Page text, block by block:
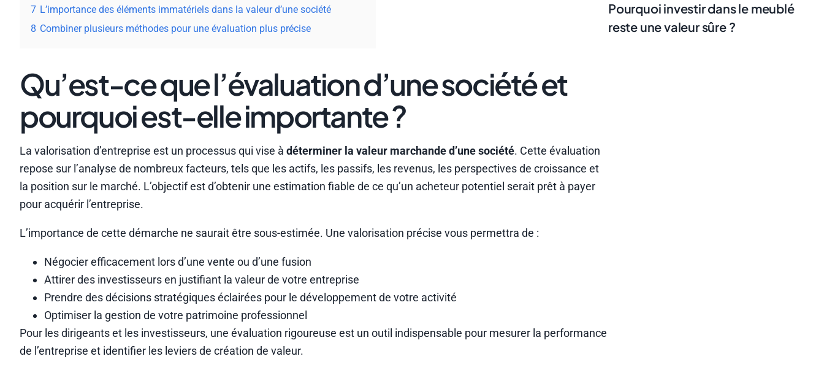
7 L’importance des éléments immatériels dans la valeur d’une société
8 Combiner plusieurs méthodes pour une évaluation plus précise
Qu’est-ce que l’évaluation d’une société et
pourquoi est-elle importante ?
La valorisation d’entreprise est un processus qui vise à déterminer la valeur marchande d’une société. Cette évaluation
repose sur l’analyse de nombreux facteurs, tels que les actifs, les passifs, les revenus, les perspectives de croissance et
la position sur le marché. L’objectif est d’obtenir une estimation fiable de ce qu’un acheteur potentiel serait prêt à payer
pour acquérir l’entreprise.
L’importance de cette démarche ne saurait être sous-estimée. Une valorisation précise vous permettra de :
Négocier efficacement lors d’une vente ou d’une fusion
Attirer des investisseurs en justifiant la valeur de votre entreprise
Prendre des décisions stratégiques éclairées pour le développement de votre activité
Optimiser la gestion de votre patrimoine professionnel
Pour les dirigeants et les investisseurs, une évaluation rigoureuse est un outil indispensable pour mesurer la performance
de l’entreprise et identifier les leviers de création de valeur.
Pourquoi investir dans le meublé
reste une valeur sûre ?